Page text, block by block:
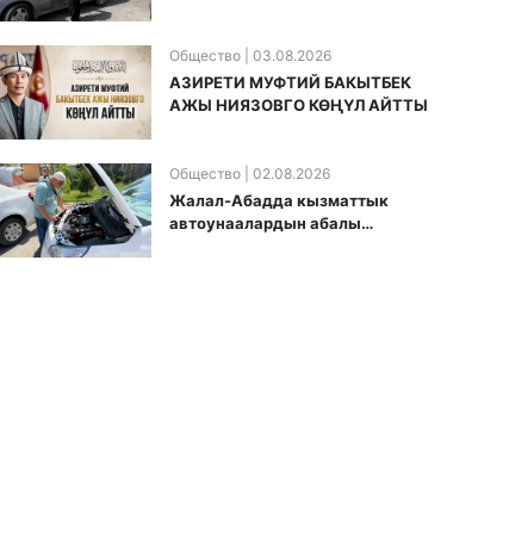
Общество| 03.08.2026
АЗИРЕТИ МУФТИЙ БАКЫТБЕК
АЖЫ НИЯЗОВГО КӨҢҮЛ АЙТТЫ
Общество| 02.08.2026
Жалал-Абадда кызматтык
автоунаалардын абалы